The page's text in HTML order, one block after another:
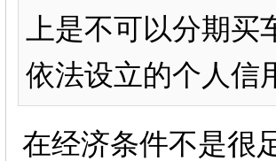
上是不可以分期
依法设立的个人信
在经济条件不是很